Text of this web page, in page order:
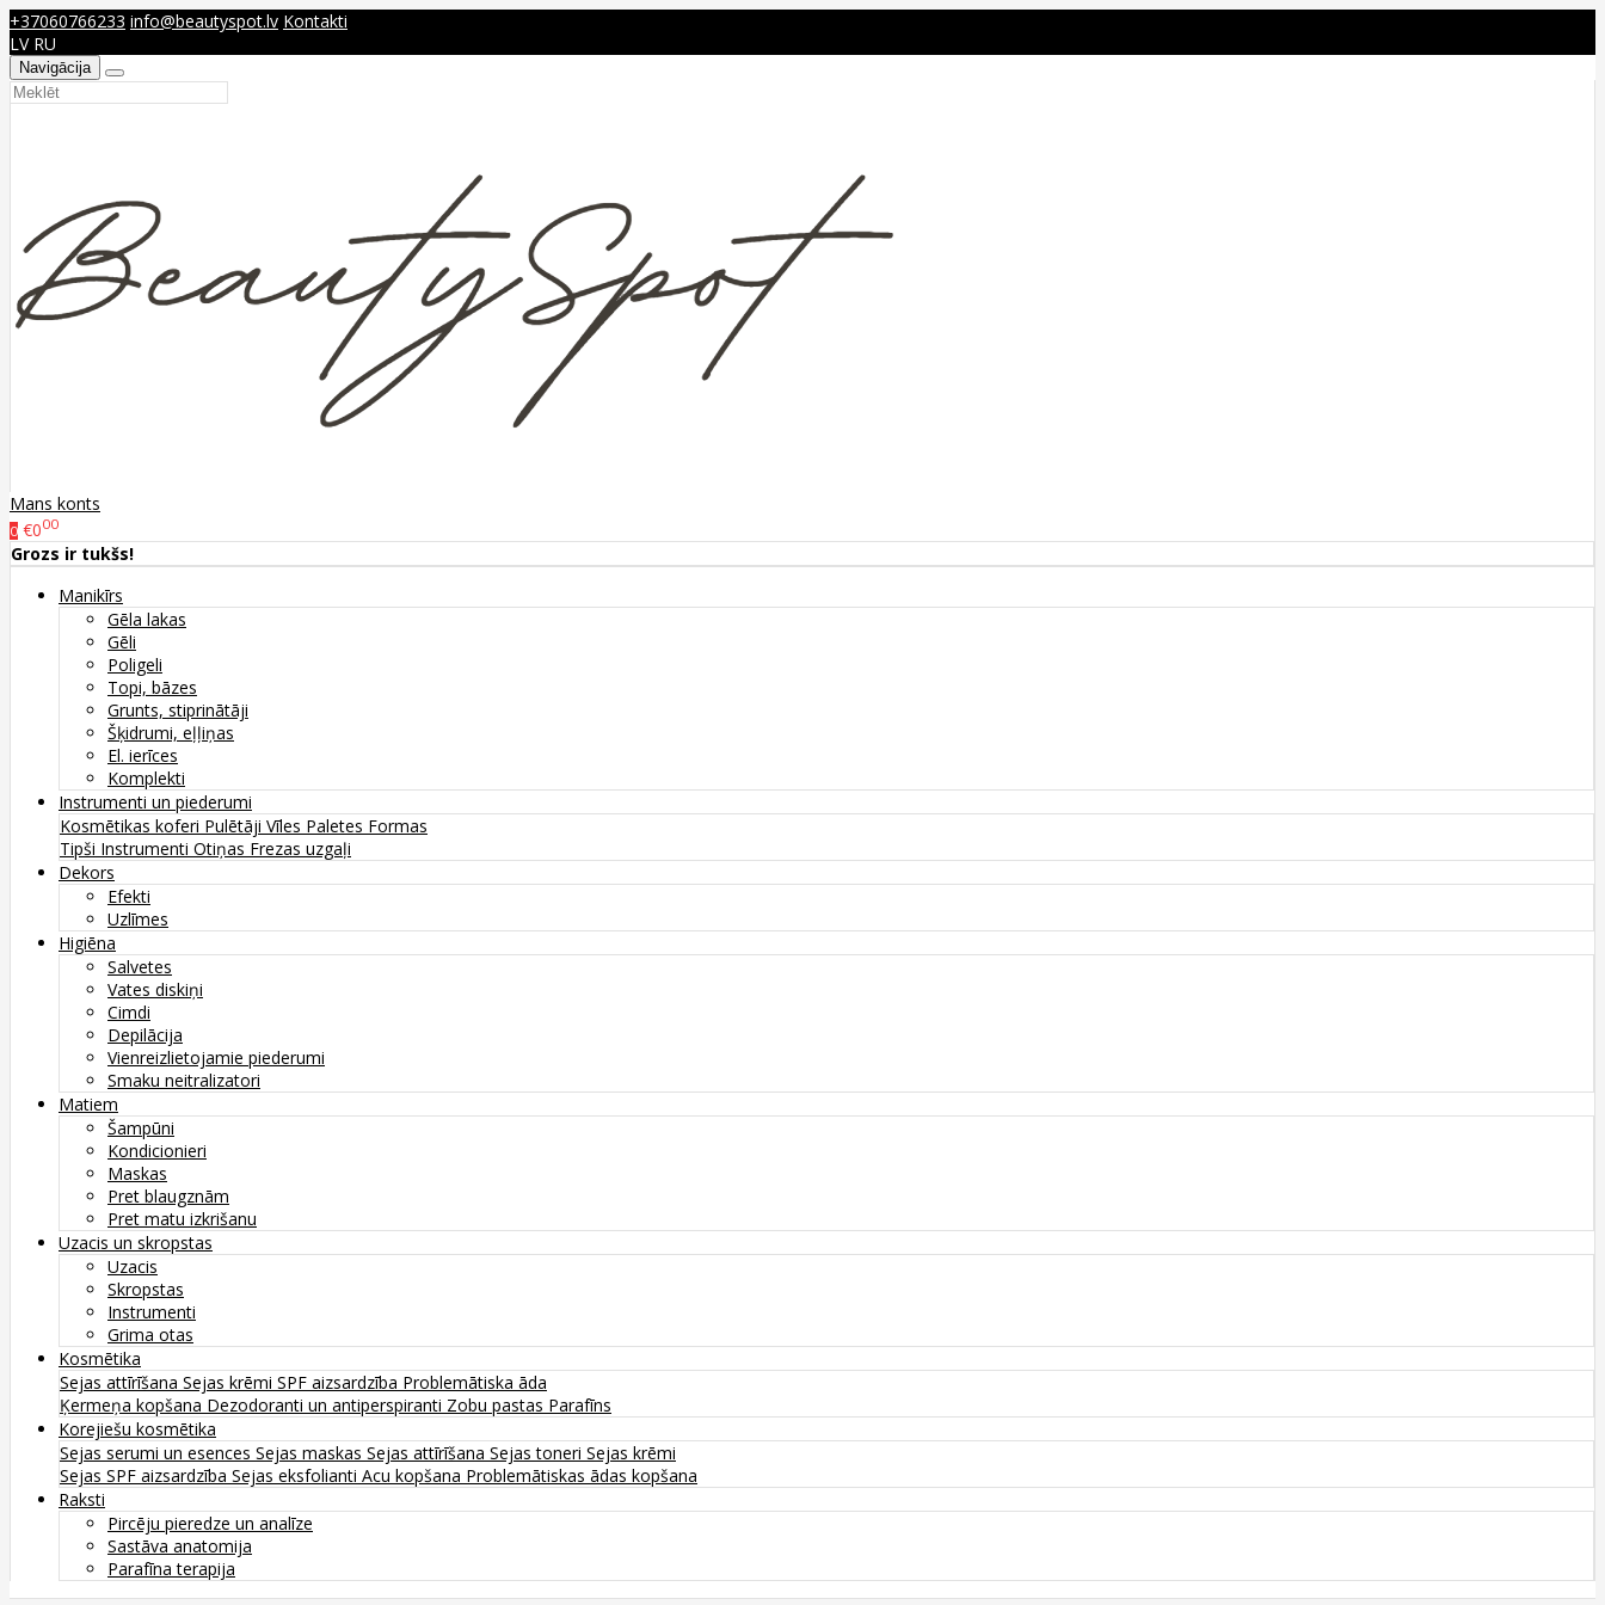
+37060766233 info@beautyspot.lv Kontakti
LV RU
Navigācija
Mans konts
0 €000
Grozs ir tukšs!
Manikīrs
Gēla lakas
Gēli
Poligeli
Topi, bāzes
Grunts, stiprinātāji
Šķidrumi, eļļiņas
El. ierīces
Komplekti
Instrumenti un piederumi
Kosmētikas koferi Pulētāji Vīles Paletes Formas
Tipši Instrumenti Otiņas Frezas uzgaļi
Dekors
Efekti
Uzlīmes
Higiēna
Salvetes
Vates diskiņi
Cimdi
Depilācija
Vienreizlietojamie piederumi
Smaku neitralizatori
Matiem
Šampūni
Kondicionieri
Maskas
Pret blaugznām
Pret matu izkrišanu
Uzacis un skropstas
Uzacis
Skropstas
Instrumenti
Grima otas
Kosmētika
Sejas attīrīšana Sejas krēmi SPF aizsardzība Problemātiska āda
Ķermeņa kopšana Dezodoranti un antiperspiranti Zobu pastas Parafīns
Korejiešu kosmētika
Sejas serumi un esences Sejas maskas Sejas attīrīšana Sejas toneri Sejas krēmi
Sejas SPF aizsardzība Sejas eksfolianti Acu kopšana Problemātiskas ādas kopšana
Raksti
Pircēju pieredze un analīze
Sastāva anatomija
Parafīna terapija